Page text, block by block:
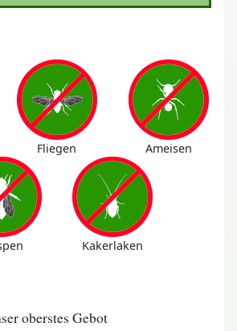
Fliegen Ameisen
Kakerlaken
oberstes Gebot